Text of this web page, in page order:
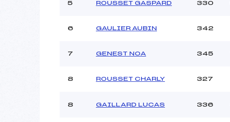
5 ROUSSET GASPARD 330
6 GAULIER AUBIN 342
7 GENEST NOA 345
8 ROUSSET CHARLY 327
8 GAILLARD LUCAS 336